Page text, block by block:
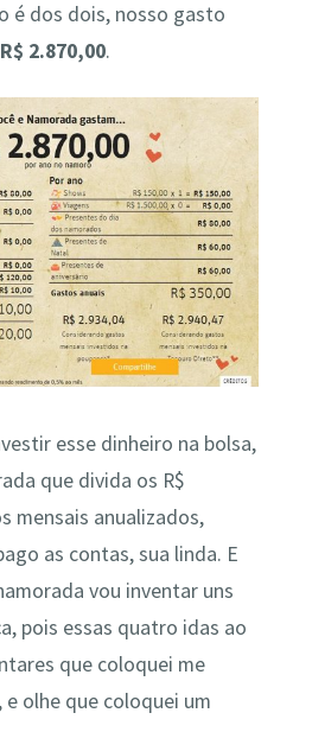
é dos dois, nosso gasto
R$ 2.870,00.
esse dinheiro na bolsa,
que divida os R$
mensais anualizados,
as contas, sua linda. E
vou inventar uns
pois essas quatro idas ao
que coloquei me
e olhe que coloquei um